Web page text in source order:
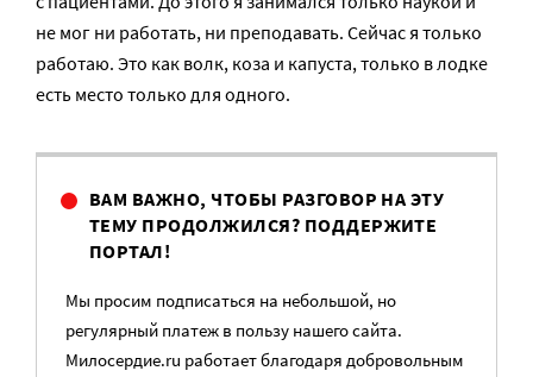
не мог ни работать, ни преподавать. Сейчас я только
работаю. Это как волк, коза и капуста, только в лодке
есть место только для одного.
ВАМ ВАЖНО, ЧТОБЫ РАЗГОВОР НА ЭТУ
ТЕМУ ПРОДОЛЖИЛСЯ? ПОДДЕРЖИТЕ
ПОРТАЛ!
Мы просим подписаться на небольшой, но
регулярный платеж в пользу нашего сайта.
Милосердие.ru работает благодаря добровольным